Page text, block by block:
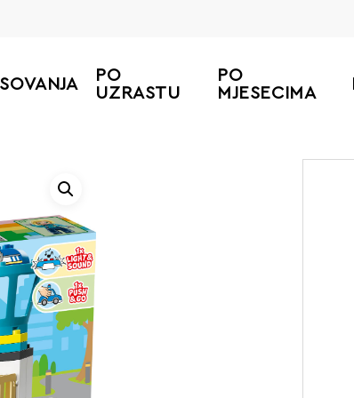
PO
UZRASTU
PO
MJESECIMA